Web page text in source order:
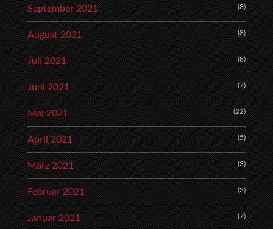
September 2021 (8)
August 2021 (8)
Juli 2021 (8)
Juni 2021 (7)
Mai 2021 (22)
April 2021 (5)
März 2021 (3)
Februar 2021 (3)
Januar 2021 (7)